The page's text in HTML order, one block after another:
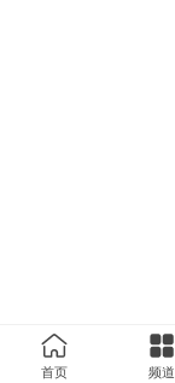
首页 频道